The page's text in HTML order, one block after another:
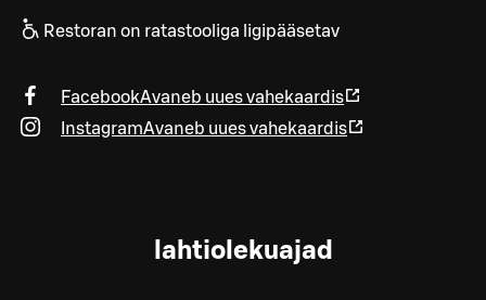
Restoran on ratastooliga ligipääsetav
FacebookAvaneb uues vahekaardis
InstagramAvaneb uues vahekaardis
lahtiolekuajad